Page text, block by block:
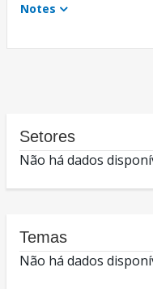
Notes
Setores
Não há dados
Temas
Não há dados